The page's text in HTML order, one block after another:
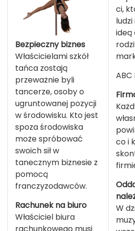
Bezpieczny biznes
Właścicielami szkół
tańca zostają
przeważnie byli
tancerze, osoby o
ugruntowanej pozycji
w środowisku. Kto jest
spoza środowiska
może spróbować
swoich sił w
tanecznym biznesie z
pomocą
franczyzodawców.
Rachunek na biuro
Właściciel biura
rachunkowego musi
ci,
ideą
ABC
co i
W